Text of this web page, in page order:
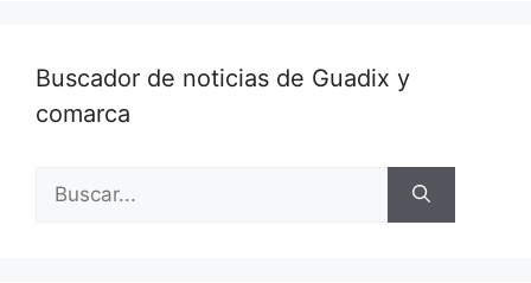
Buscador de noticias de Guadix y
comarca